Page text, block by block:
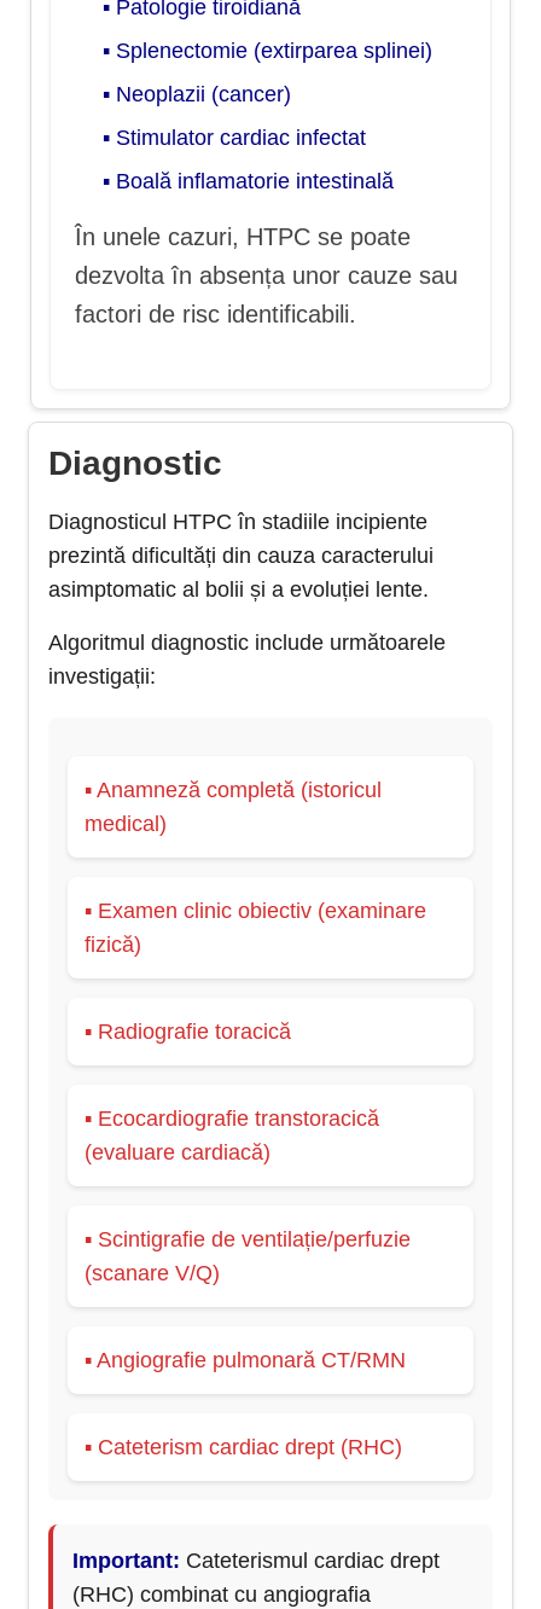
▪ Patologie tiroidiană
▪ Splenectomie (extirparea splinei)
▪ Neoplazii (cancer)
▪ Stimulator cardiac infectat
▪ Boală inflamatorie intestinală
În unele cazuri, HTPC se poate
dezvolta în absența unor cauze sau
factori de risc identificabili.
Diagnostic
Diagnosticul HTPC în stadiile incipiente
prezintă dificultăți din cauza caracterului
asimptomatic al bolii și a evoluției lente.
Algoritmul diagnostic include următoarele
investigații:
▪ Anamneză completă (istoricul
medical)
▪ Examen clinic obiectiv (examinare
fizică)
▪ Radiografie toracică
▪ Ecocardiografie transtoracică
(evaluare cardiacă)
▪ Scintigrafie de ventilație/perfuzie
(scanare V/Q)
▪ Angiografie pulmonară CT/RMN
▪ Cateterism cardiac drept (RHC)
Important: Cateterismul cardiac drept
(RHC) combinat cu angiografia